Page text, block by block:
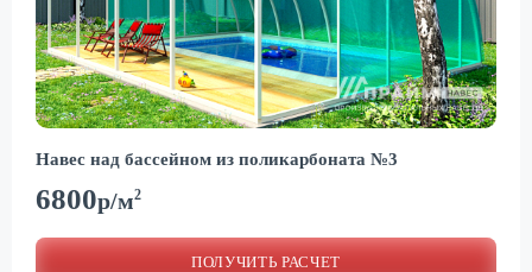
Навес над бассейном из поликарбоната №3
6800р/м2
ПОЛУЧИТЬ РАСЧЕТ